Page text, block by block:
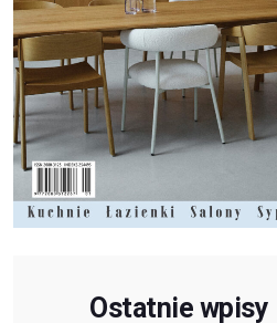
Ostatnie wpisy